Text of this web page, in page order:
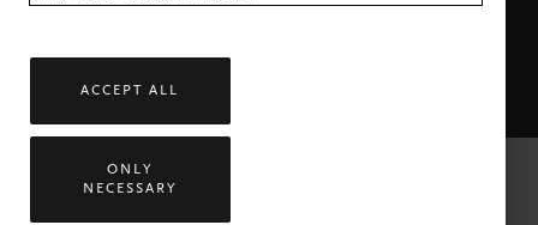
RITUALS APP
ACCEPT ALL
ONLY
NECESSARY